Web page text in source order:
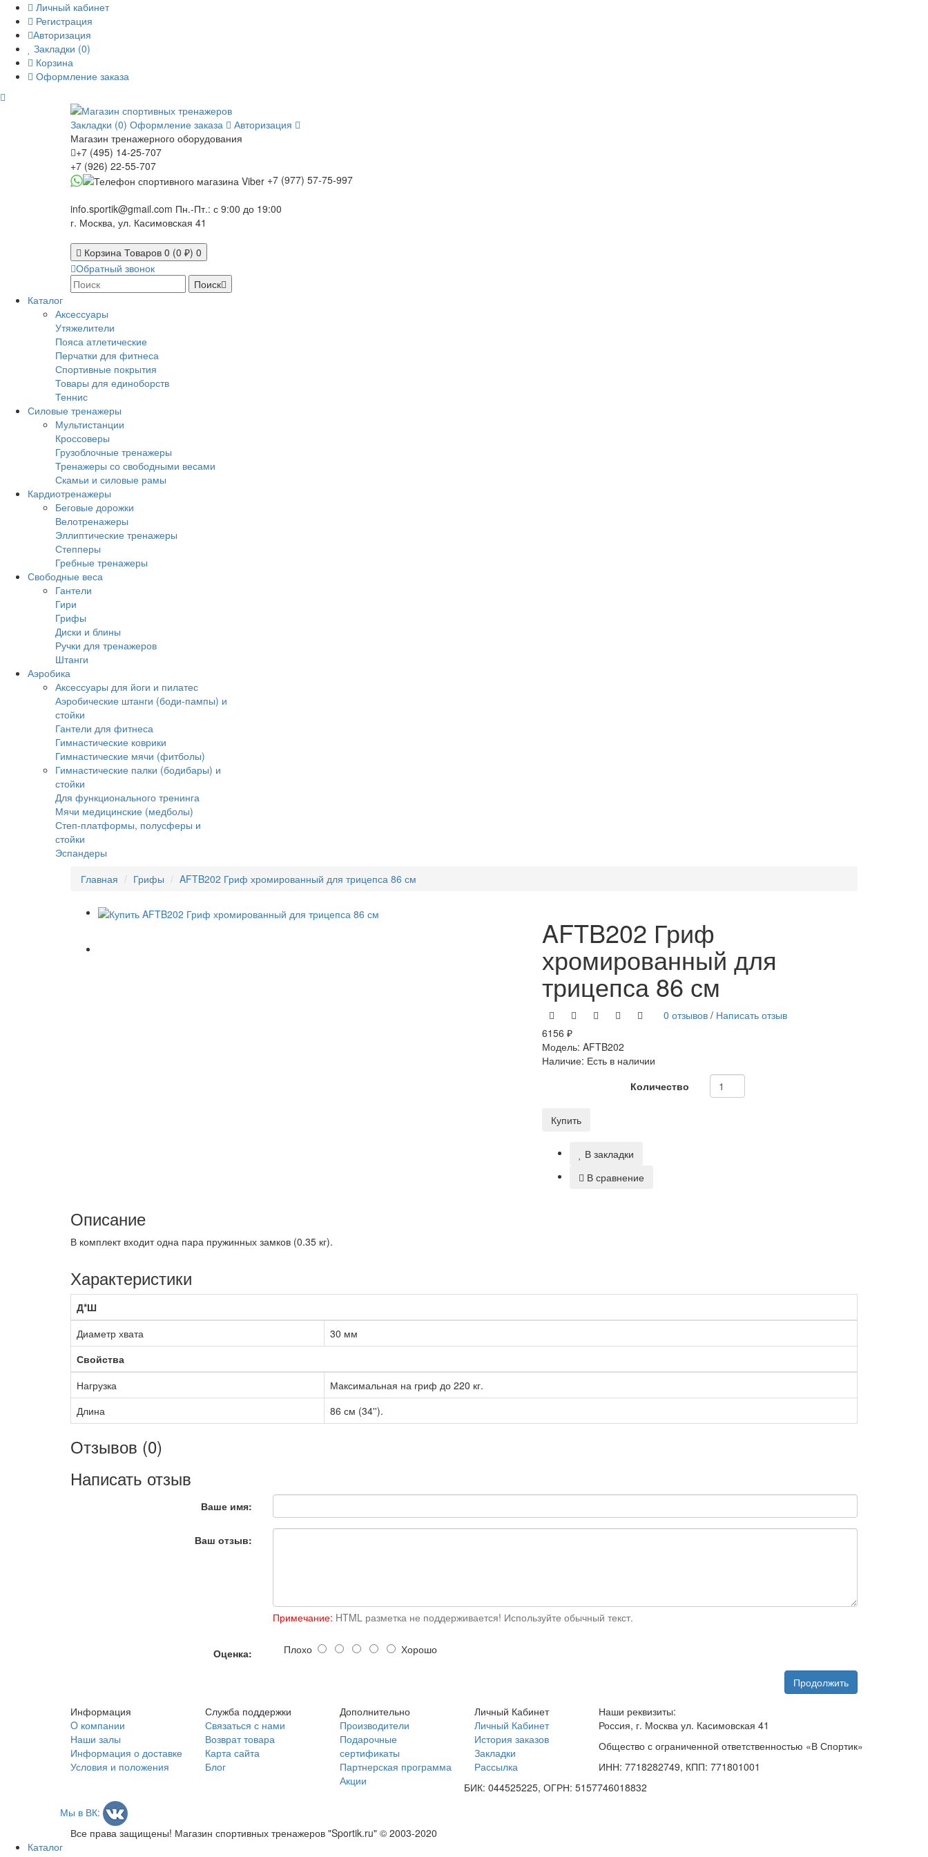
Личный кабинет
Регистрация
Авторизация
Закладки (0)
Корзина
Оформление заказа
Закладки (0) Оформление заказа
Авторизация
Магазин тренажерного оборудования
+7 (495) 14-25-707
+7 (926) 22-55-707
+7 (977) 57-75-997
info.sportik@gmail.com Пн.-Пт.: с 9:00 до 19:00
г. Москва, ул. Касимовская 41
Корзина Товаров 0 (0 ₽) 0
Обратный звонок
Поиск
Каталог
Аксессуары
Утяжелители
Пояса атлетические
Перчатки для фитнеса
Спортивные покрытия
Товары для единоборств
Теннис
Силовые тренажеры
Мультистанции
Кроссоверы
Грузоблочные тренажеры
Тренажеры со свободными весами
Скамьи и силовые рамы
Кардиотренажеры
Беговые дорожки
Велотренажеры
Эллиптические тренажеры
Степперы
Гребные тренажеры
Свободные веса
Гантели
Гири
Грифы
Диски и блины
Ручки для тренажеров
Штанги
Аэробика
Аксессуары для йоги и пилатес
Аэробические штанги (боди-пампы) и
стойки
Гантели для фитнеса
Гимнастические коврики
Гимнастические мячи (фитболы)
Гимнастические палки (бодибары) и
стойки
Для функционального тренинга
Мячи медицинские (медболы)
Степ-платформы, полусферы и
стойки
Эспандеры
Главная
Грифы AFTB202 Гриф хромированный для трицепса 86 см
AFTB202 Гриф
хромированный для
трицепса 86 см
0 отзывов/ Написать отзыв
6156 ₽
Модель: AFTB202
Наличие: Есть в наличии
Количество
Купить
В закладки
В сравнение
Описание
В комплект входит одна пара пружинных замков (0.35 кг).
Характеристики
Д*Ш
Диаметр хвата
30 мм
Свойства
Нагрузка
Максимальная на гриф до 220 кг.
Длина
86 см (34'').
Отзывов (0)
Написать отзыв
Ваше имя:
Ваш отзыв:
Примечание: HTML разметка не поддерживается! Используйте обычный текст.
Оценка: Плохо Хорошо
Продолжить
Информация
O компании
Наши залы
Информация о доставке
Условия и положения
Служба поддержки
Связаться с нами
Возврат товара
Карта сайта
Блог
Дополнительно
Производители
Подарочные
сертификаты
Партнерская программа
Акции
Личный Кабинет
Личный Кабинет
История заказов
Закладки
Рассылка
Наши реквизиты:
Россия, г. Москва ул. Касимовская 41
Общество с ограниченной ответственностью «В Спортик»
ИНН: 7718282749, КПП: 771801001
БИК: 044525225, ОГРН: 5157746018832
Мы в ВК:
Все права защищены! Магазин спортивных тренажеров "Sportik.ru" © 2003-2020
Каталог